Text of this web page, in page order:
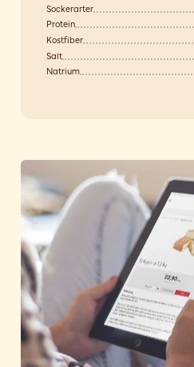
Sockerarter
Protein
Kostfiber
Salt
Natrium